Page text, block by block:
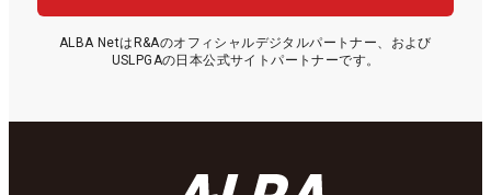
ALBA NetはR&Aのオフィシャルデジタルパートナー、および
USLPGAの日本公式サイトパートナーです。